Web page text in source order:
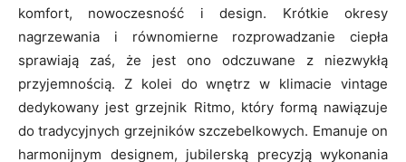
komfort, nowoczesność i design. Krótkie okresy
nagrzewania i równomierne rozprowadzanie ciepła
sprawiają zaś, że jest ono odczuwane z niezwykłą
przyjemnością. Z kolei do wnętrz w klimacie vintage
dedykowany jest grzejnik Ritmo, który formą nawiązuje
do tradycyjnych grzejników szczebelkowych. Emanuje on
harmonijnym designem, jubilerską precyzją wykonania